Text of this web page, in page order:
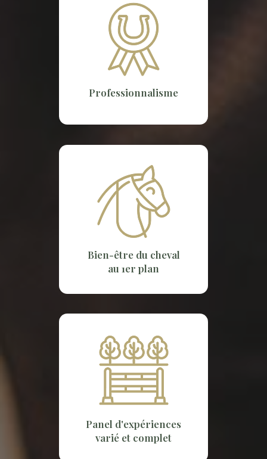
Professionnalisme
Bien-être du cheval
au 1er plan
Panel d'expériences
varié et complet